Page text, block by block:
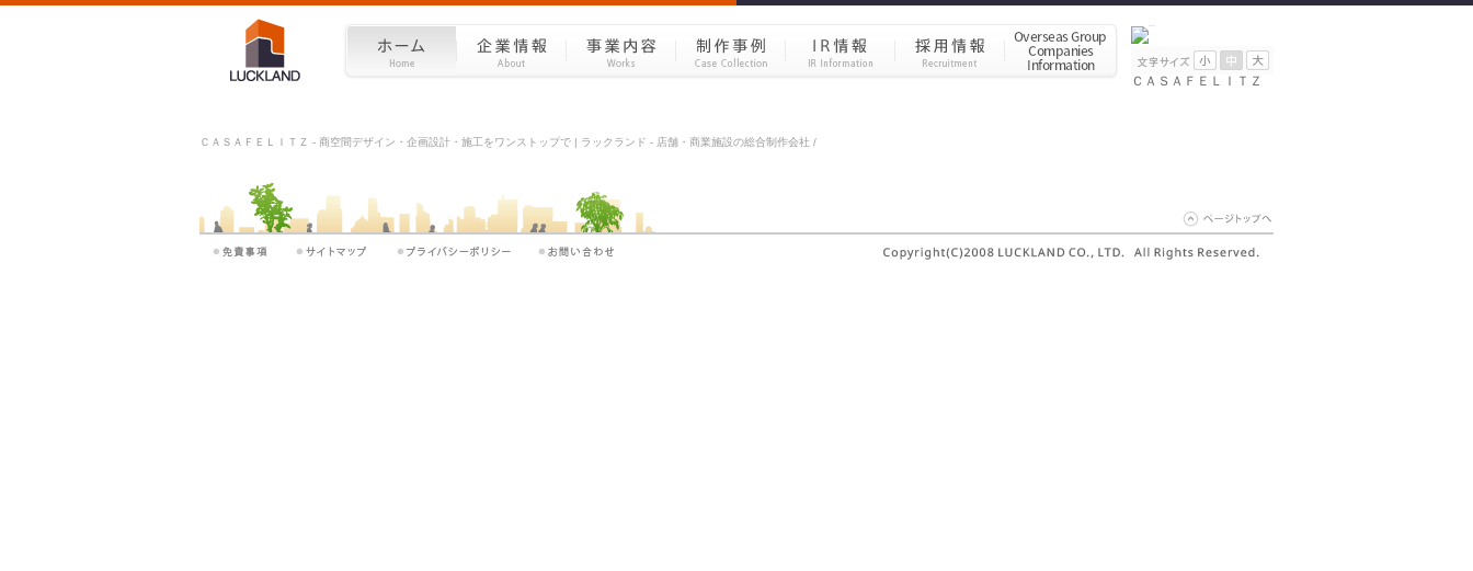
ＣＡＳＡＦＥＬＩＴＺ
ＣＡＳＡＦＥＬＩＴＺ - 商空間デザイン・企画設計・施工をワンストップで | ラックランド - 店舗・商業施設の総合制作会社 /